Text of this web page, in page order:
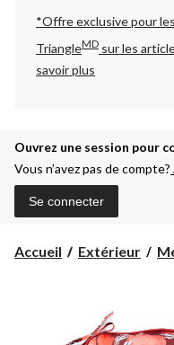
*Offre exclusive pour
TriangleMD sur les
savoir plus
Ouvrez une session pour
Vous n’avez pas de compte?
Se connecter
Accueil Extérieur